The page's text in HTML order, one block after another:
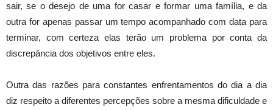
sair, se o desejo de uma for casar e formar uma família, e da
outra for apenas passar um tempo acompanhado com data para
terminar, com certeza elas terão um problema por conta da
discrepância dos objetivos entre eles.
Outra das razões para constantes enfrentamentos do dia a dia
diz respeito a diferentes percepções sobre a mesma dificuldade e